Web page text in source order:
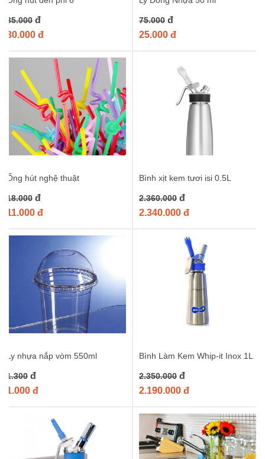
35.000 đ
30.000 đ
75.000 đ
25.000 đ
Ống hút nghệ thuật
18.000 đ
11.000 đ
Bình xịt kem tươi isi 0.5L
2.360.000 đ
2.340.000 đ
Ly nhựa nắp vòm 550ml
1.300 đ
1.000 đ
Bình Làm Kem Whip-it Inox 1L
2.350.000 đ
2.190.000 đ